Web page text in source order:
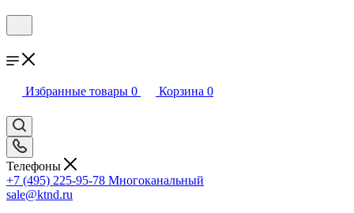
Избранные товары 0 Корзина 0
Телефоны
+7 (495) 225-95-78 Многоканальный
sale@ktnd.ru